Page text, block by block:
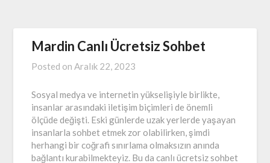
Mardin Canlı Ücretsiz Sohbet
Posted onAralık 22, 2023
Sosyal medya ve internetin yükselişiyle birlikte,
insanlar arasındaki iletişim biçimleri de önemli
ölçüde değişti. Eski günlerde uzak yerlerde yaşayan
insanlarla sohbet etmek zor olabilirken, şimdi
herhangi bir coğrafi sınırlama olmaksızın anında
bağlantı kurabilmekteyiz. Bu da canlı ücretsiz sohbet